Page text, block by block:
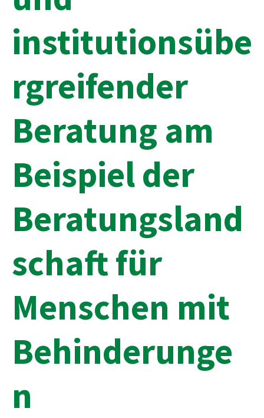
institutionsübe
rgreifender
Beratung am
Beispiel der
Beratungsland
schaft für
Menschen mit
Behinderunge
n